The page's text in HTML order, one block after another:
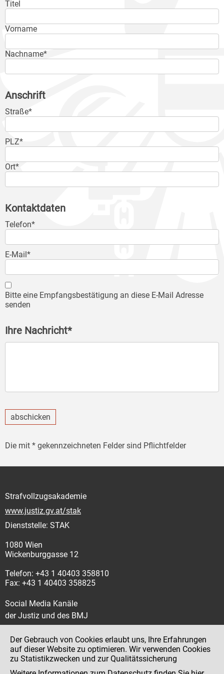
Titel
Vorname
Nachname*
Anschrift
Straße*
PLZ*
Ort*
Kontaktdaten
Telefon*
E-Mail*
Bitte eine Empfangsbestätigung an diese E-Mail Adresse
senden
Ihre Nachricht*
abschicken
Die mit * gekennzeichneten Felder sind Pflichtfelder
Strafvollzugsakademie
www.justiz.gv.at/stak
Dienststelle: STAK
1080 Wien
Wickenburggasse 12
Telefon: +43 1 40403 358810
Fax: +43 1 40403 358825
Social Media Kanäle
der Justiz und des BMJ
Impressum
Der Gebrauch von Cookies erlaubt uns, Ihre Erfahrungen
auf dieser Website zu optimieren. Wir verwenden Cookies
zu Statistikzwecken und zur Qualitätssicherung